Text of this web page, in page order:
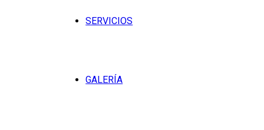
SERVICIOS
GALERÍA